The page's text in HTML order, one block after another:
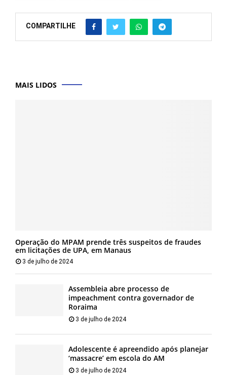
COMPARTILHE
MAIS LIDOS
Operação do MPAM prende três suspeitos de fraudes
em licitações de UPA, em Manaus
3 de julho de 2024
Assembleia abre processo de
impeachment contra governador de
Roraima
3 de julho de 2024
Adolescente é apreendido após planejar
‘massacre’ em escola do AM
3 de julho de 2024